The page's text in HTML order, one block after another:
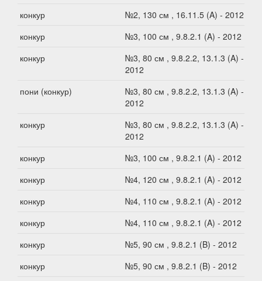
конкур
№2, 130 см , 16.11.5 (A) - 2012
конкур
№3, 100 см , 9.8.2.1 (A) - 2012
конкур
№3, 80 см , 9.8.2.2, 13.1.3 (A) -
2012
пони (конкур)
№3, 80 см , 9.8.2.2, 13.1.3 (A) -
2012
конкур
№3, 80 см , 9.8.2.2, 13.1.3 (A) -
2012
конкур
№3, 100 см , 9.8.2.1 (A) - 2012
конкур
№4, 120 см , 9.8.2.1 (A) - 2012
конкур
№4, 110 см , 9.8.2.1 (A) - 2012
конкур
№4, 110 см , 9.8.2.1 (A) - 2012
конкур
№5, 90 см , 9.8.2.1 (B) - 2012
конкур
№5, 90 см , 9.8.2.1 (B) - 2012